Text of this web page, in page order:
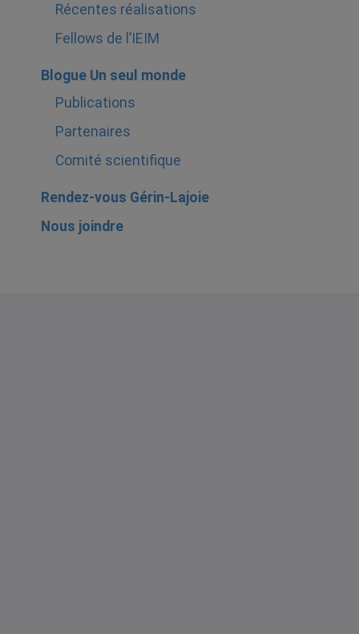
Récentes réalisations
Fellows de l’IEIM
Blogue Un seul monde
Publications
Partenaires
Comité scientifique
Rendez-vous Gérin-Lajoie
Nous joindre